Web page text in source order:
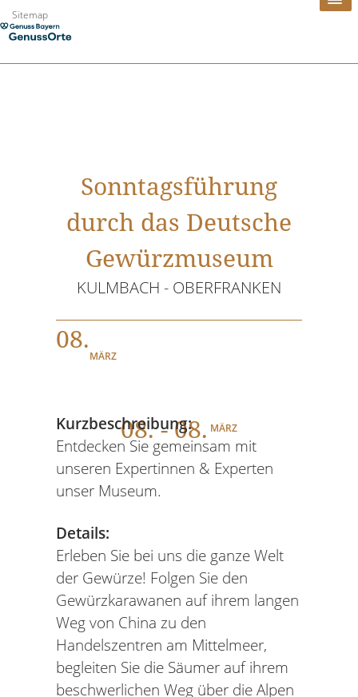
Zum
Inhalt
Sitemap
Sonntagsführung
durch das Deutsche
Gewürzmuseum
KULMBACH - OBERFRANKEN
08.
MÄRZ
08. - 08. MÄRZ
Kurzbeschreibung:
Entdecken Sie gemeinsam mit
unseren Expertinnen & Experten
unser Museum.
Details:
Erleben Sie bei uns die ganze Welt
der Gewürze! Folgen Sie den
Gewürzkarawanen auf ihrem langen
Weg von China zu den
Handelszentren am Mittelmeer,
begleiten Sie die Säumer auf ihrem
beschwerlichen Weg über die Alpen